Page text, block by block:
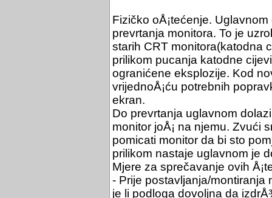
Fizičko oÅ¡tećenje.
prevrtanja monitora. To je
starih CRT monitora(katodna
prilikom pucanja katodne
ogranićene eksplozije. Kod
vrijednoÅ¡ću potrebnih
ekran.
Do prevrtanja uglavnom
monitor joÅ¡ na njemu. Zvući
pomicati monitor da bi sto
prilikom nastaje uglavnom je
Mjere za sprečavanje ovih
- Prije postavljanja/montiranja
je li podloga dovoljna da